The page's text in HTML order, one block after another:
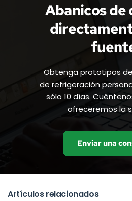
Abanicos de
Obtenga prototipos
de refrigeración
sólo 10 días.
ofreceremos la
Enviar una
Artículos relacionados